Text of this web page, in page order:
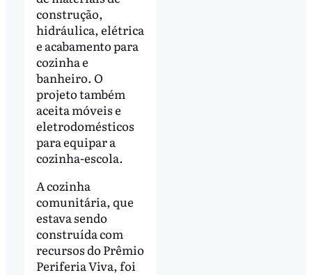
construção,
hidráulica, elétrica
e acabamento para
cozinha e
banheiro. O
projeto também
aceita móveis e
eletrodomésticos
para equipar a
cozinha-escola.
A cozinha
comunitária, que
estava sendo
construída com
recursos do Prêmio
Periferia Viva, foi